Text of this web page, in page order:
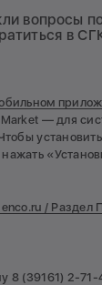
вопросы
в
— для
/ Раздел
8 (39161) 2-71-